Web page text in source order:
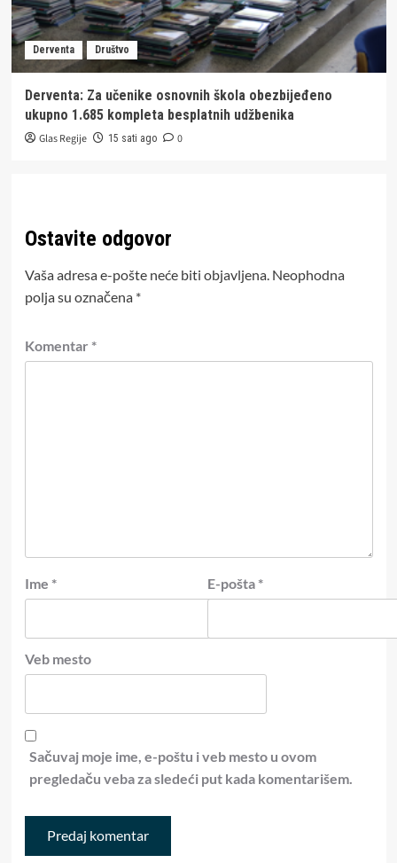
Derventa Društvo
Derventa: Za učenike osnovnih škola obezbijeđeno
ukupno 1.685 kompleta besplatnih udžbenika
Glas Regije 15 sati ago 0
Ostavite odgovor
Vaša adresa e-pošte neće biti objavljena. Neophodna
polja su označena *
Komentar *
Ime * E-pošta *
Veb mesto
Sačuvaj moje ime, e-poštu i veb mesto u ovom
pregledaču veba za sledeći put kada komentarišem.